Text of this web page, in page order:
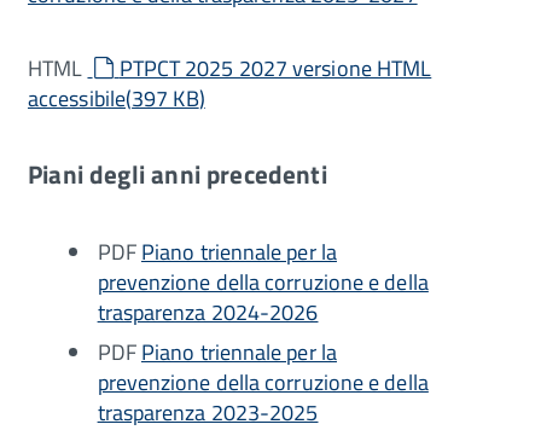
HTML default
PTPCT 2025 2027 versione HTML
accessibile(397 KB)
Piani degli anni precedenti
PDFPiano triennale per la
prevenzione della corruzione e della
trasparenza 2024-2026
PDFPiano triennale per la
prevenzione della corruzione e della
trasparenza 2023-2025